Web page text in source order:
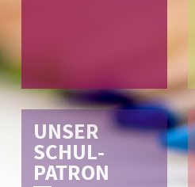
UNSER
SCHUL­­
PATRON